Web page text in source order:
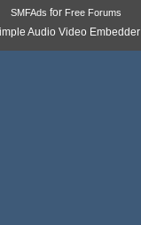
SMFAds for Free Forums
Audio Video Embedder